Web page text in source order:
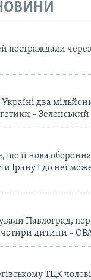
постраждали
два
– Зеленський
її нова
Ірану і до неї
Павлоград,
дитини –
ТЦК